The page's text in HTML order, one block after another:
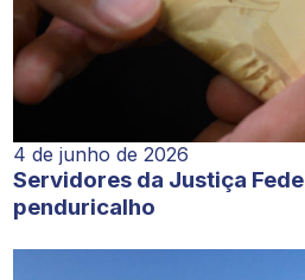
4 de junho de 2026
Servidores da Justiça
penduricalho